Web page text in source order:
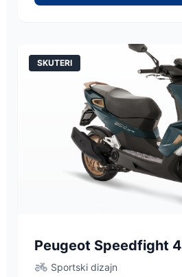
SKUTERI
Peugeot Speedfight 4
Sportski dizajn